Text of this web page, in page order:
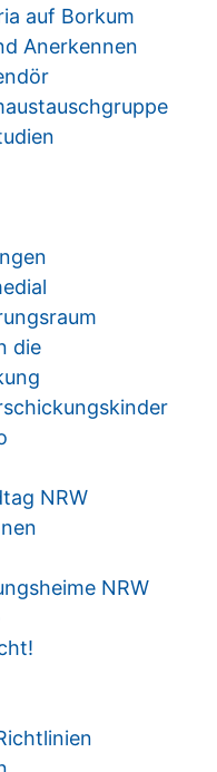
auf Borkum
Anerkennen
die
NRW
NRW